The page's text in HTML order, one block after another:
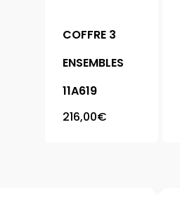
COFFRE 3
ENSEMBLES
11A619
216,00€